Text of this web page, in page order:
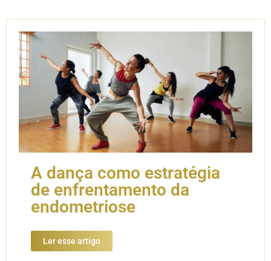
A dança como estratégia
de enfrentamento da
endometriose
Ler esse artigo